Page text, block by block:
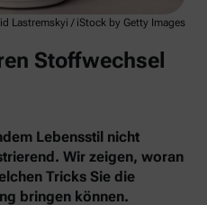
Lastremskyi / iStock by Getty Images
Stoffwechsel
Lebensstil nicht
Wir zeigen, woran
Tricks Sie die
bringen können.